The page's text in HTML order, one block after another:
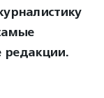
редакции.